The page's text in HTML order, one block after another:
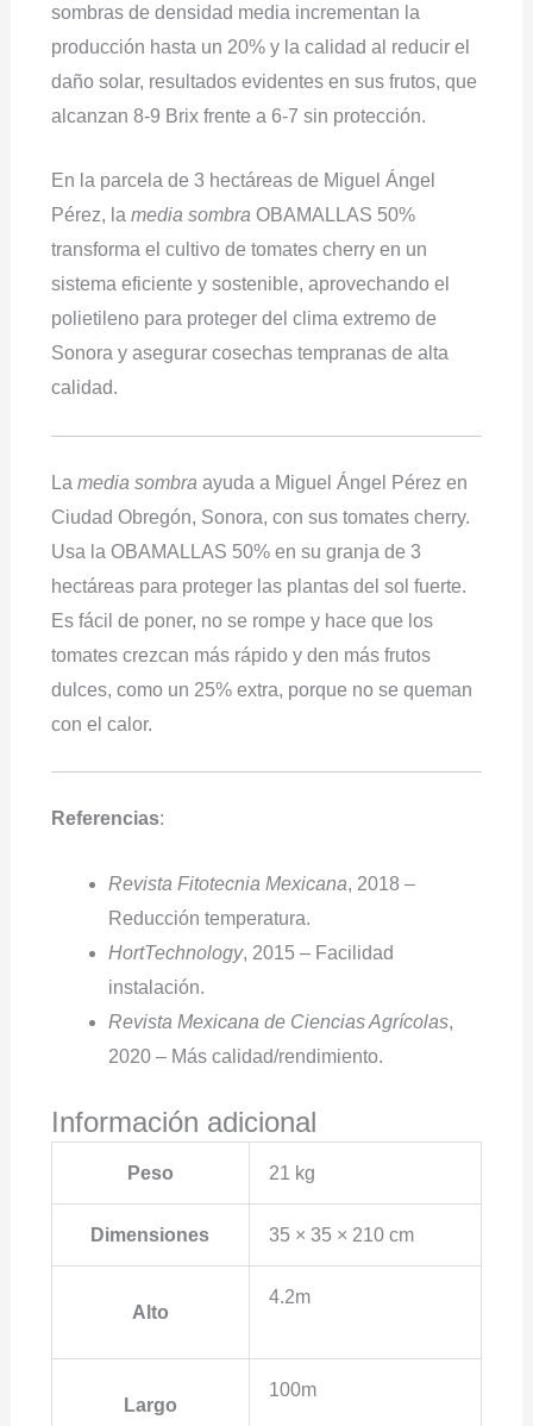
sombras de densidad media incrementan la
producción hasta un 20% y la calidad al reducir el
daño solar, resultados evidentes en sus frutos, que
alcanzan 8-9 Brix frente a 6-7 sin protección.
En la parcela de 3 hectáreas de Miguel Ángel
Pérez, la media sombra OBAMALLAS 50%
transforma el cultivo de tomates cherry en un
sistema eficiente y sostenible, aprovechando el
polietileno para proteger del clima extremo de
Sonora y asegurar cosechas tempranas de alta
calidad.
La media sombra ayuda a Miguel Ángel Pérez en
Ciudad Obregón, Sonora, con sus tomates cherry.
Usa la OBAMALLAS 50% en su granja de 3
hectáreas para proteger las plantas del sol fuerte.
Es fácil de poner, no se rompe y hace que los
tomates crezcan más rápido y den más frutos
dulces, como un 25% extra, porque no se queman
con el calor.
Referencias:
Revista Fitotecnia Mexicana, 2018 –
Reducción temperatura.
HortTechnology, 2015 – Facilidad
instalación.
Revista Mexicana de Ciencias Agrícolas,
2020 – Más calidad/rendimiento.
Información adicional
Peso 21 kg
Dimensiones 35 × 35 × 210 cm
Alto
4.2m
Largo
100m